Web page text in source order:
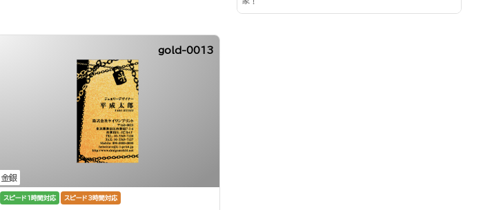
金銀
gold-0013
スピード1時間対応 スピード3時間対応